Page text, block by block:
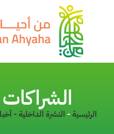
الرئيسية- النشرة الداخلية -